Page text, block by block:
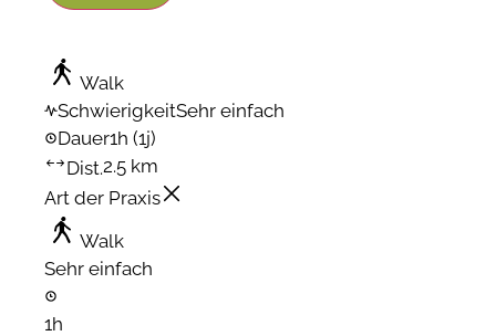
Walk
SchwierigkeitSehr einfach
Dauer1h (1j)
Dist.2.5 km
Art der Praxis
Walk
Sehr einfach
1h